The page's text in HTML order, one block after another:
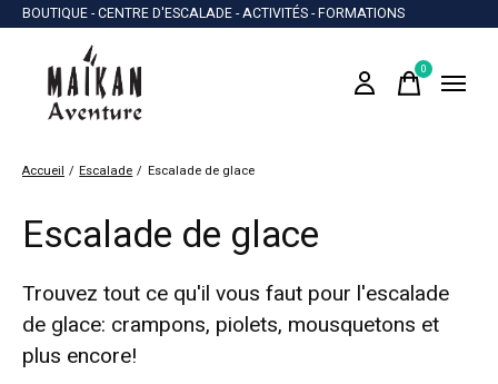
BOUTIQUE - CENTRE D'ESCALADE - ACTIVITÉS - FORMATIONS
0items
Accueil / Escalade / Escalade de glace
Escalade de glace
Trouvez tout ce qu'il vous faut pour l'escalade
de glace: crampons, piolets, mousquetons et
plus encore!